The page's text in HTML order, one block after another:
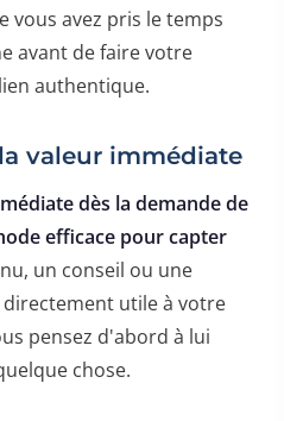
vous avez pris le temps
avant de faire votre
authentique.
valeur immédiate
dès la demande de
efficace pour capter
un conseil ou une
utile à votre
pensez d'abord à lui
chose.